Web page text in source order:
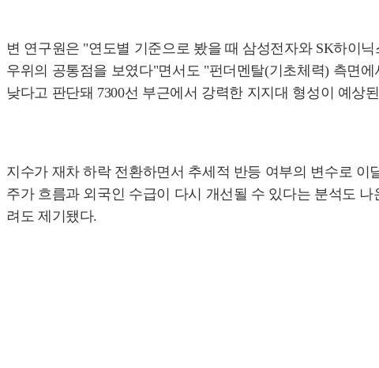
변 연구원은 "연도별 기준으로 봤을 때 삼성전자와 SK하이
우위의 공통점을 보였다"면서도 "펀더멘탈(기초체력) 측면
낮다고 판단돼 7300선 부근에서 강력한 지지대 형성이 예상
지수가 재차 하락 전환하면서 추세적 반등 여부의 변수로
주가 흐름과 외국인 수급이 다시 개선될 수 있다는 분석도
려도 제기됐다.